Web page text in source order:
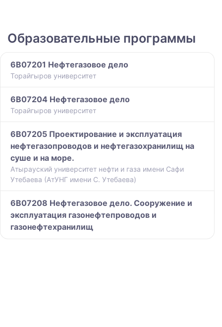
Образовательные программы
6B07201 Нефтегазовое дело
Торайгыров университет
6B07204 Нефтегазовое дело
Торайгыров университет
6B07205 Проектирование и эксплуатация
нефтегазопроводов и нефтегазохранилищ на
суше и на море.
Атырауский университет нефти и газа имени Сафи
Утебаева (АтУНГ имени С. Утебаева)
6B07208 Нефтегазовое дело. Сооружение и
эксплуатация газонефтепроводов и
газонефтехранилищ